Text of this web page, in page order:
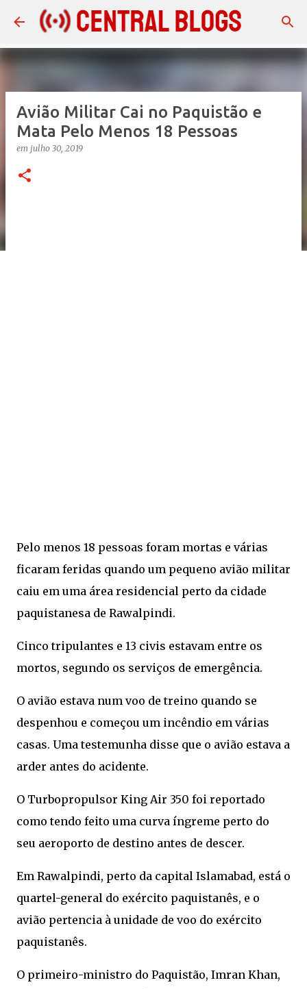
Pular para o conteúdo principal
Avião Militar Cai no Paquistão e
Mata Pelo Menos 18 Pessoas
em julho 30, 2019
Pelo menos 18 pessoas foram mortas e várias
ficaram feridas quando um pequeno avião militar
caiu em uma área residencial perto da cidade
paquistanesa de Rawalpindi.
Cinco tripulantes e 13 civis estavam entre os
mortos, segundo os serviços de emergência.
O avião estava num voo de treino quando se
despenhou e começou um incêndio em várias
casas. Uma testemunha disse que o avião estava a
arder antes do acidente.
O Turbopropulsor King Air 350 foi reportado
como tendo feito uma curva íngreme perto do
seu aeroporto de destino antes de descer.
Em Rawalpindi, perto da capital Islamabad, está o
quartel-general do exército paquistanês, e o
avião pertencia à unidade de voo do exército
paquistanês.
O primeiro-ministro do Paquistão, Imran Khan,